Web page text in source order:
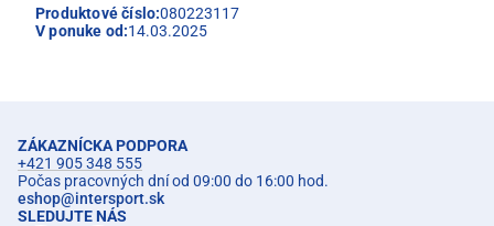
Produktové číslo:080223117
V ponuke od:14.03.2025
ZÁKAZNÍCKA PODPORA
+421 905 348 555
Počas pracovných dní od 09:00 do 16:00 hod.
eshop@intersport.sk
SLEDUJTE NÁS